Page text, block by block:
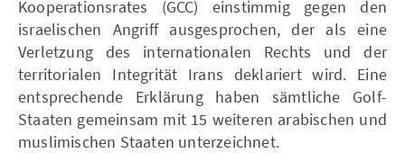
Kooperationsrates (GCC) einstimmig gegen den
israelischen Angriff ausgesprochen, der als eine
Verletzung des internationalen Rechts und der
territorialen Integrität Irans deklariert wird. Eine
entsprechende Erklärung haben sämtliche Golf-
Staaten gemeinsam mit 15 weiteren arabischen und
muslimischen Staaten unterzeichnet.